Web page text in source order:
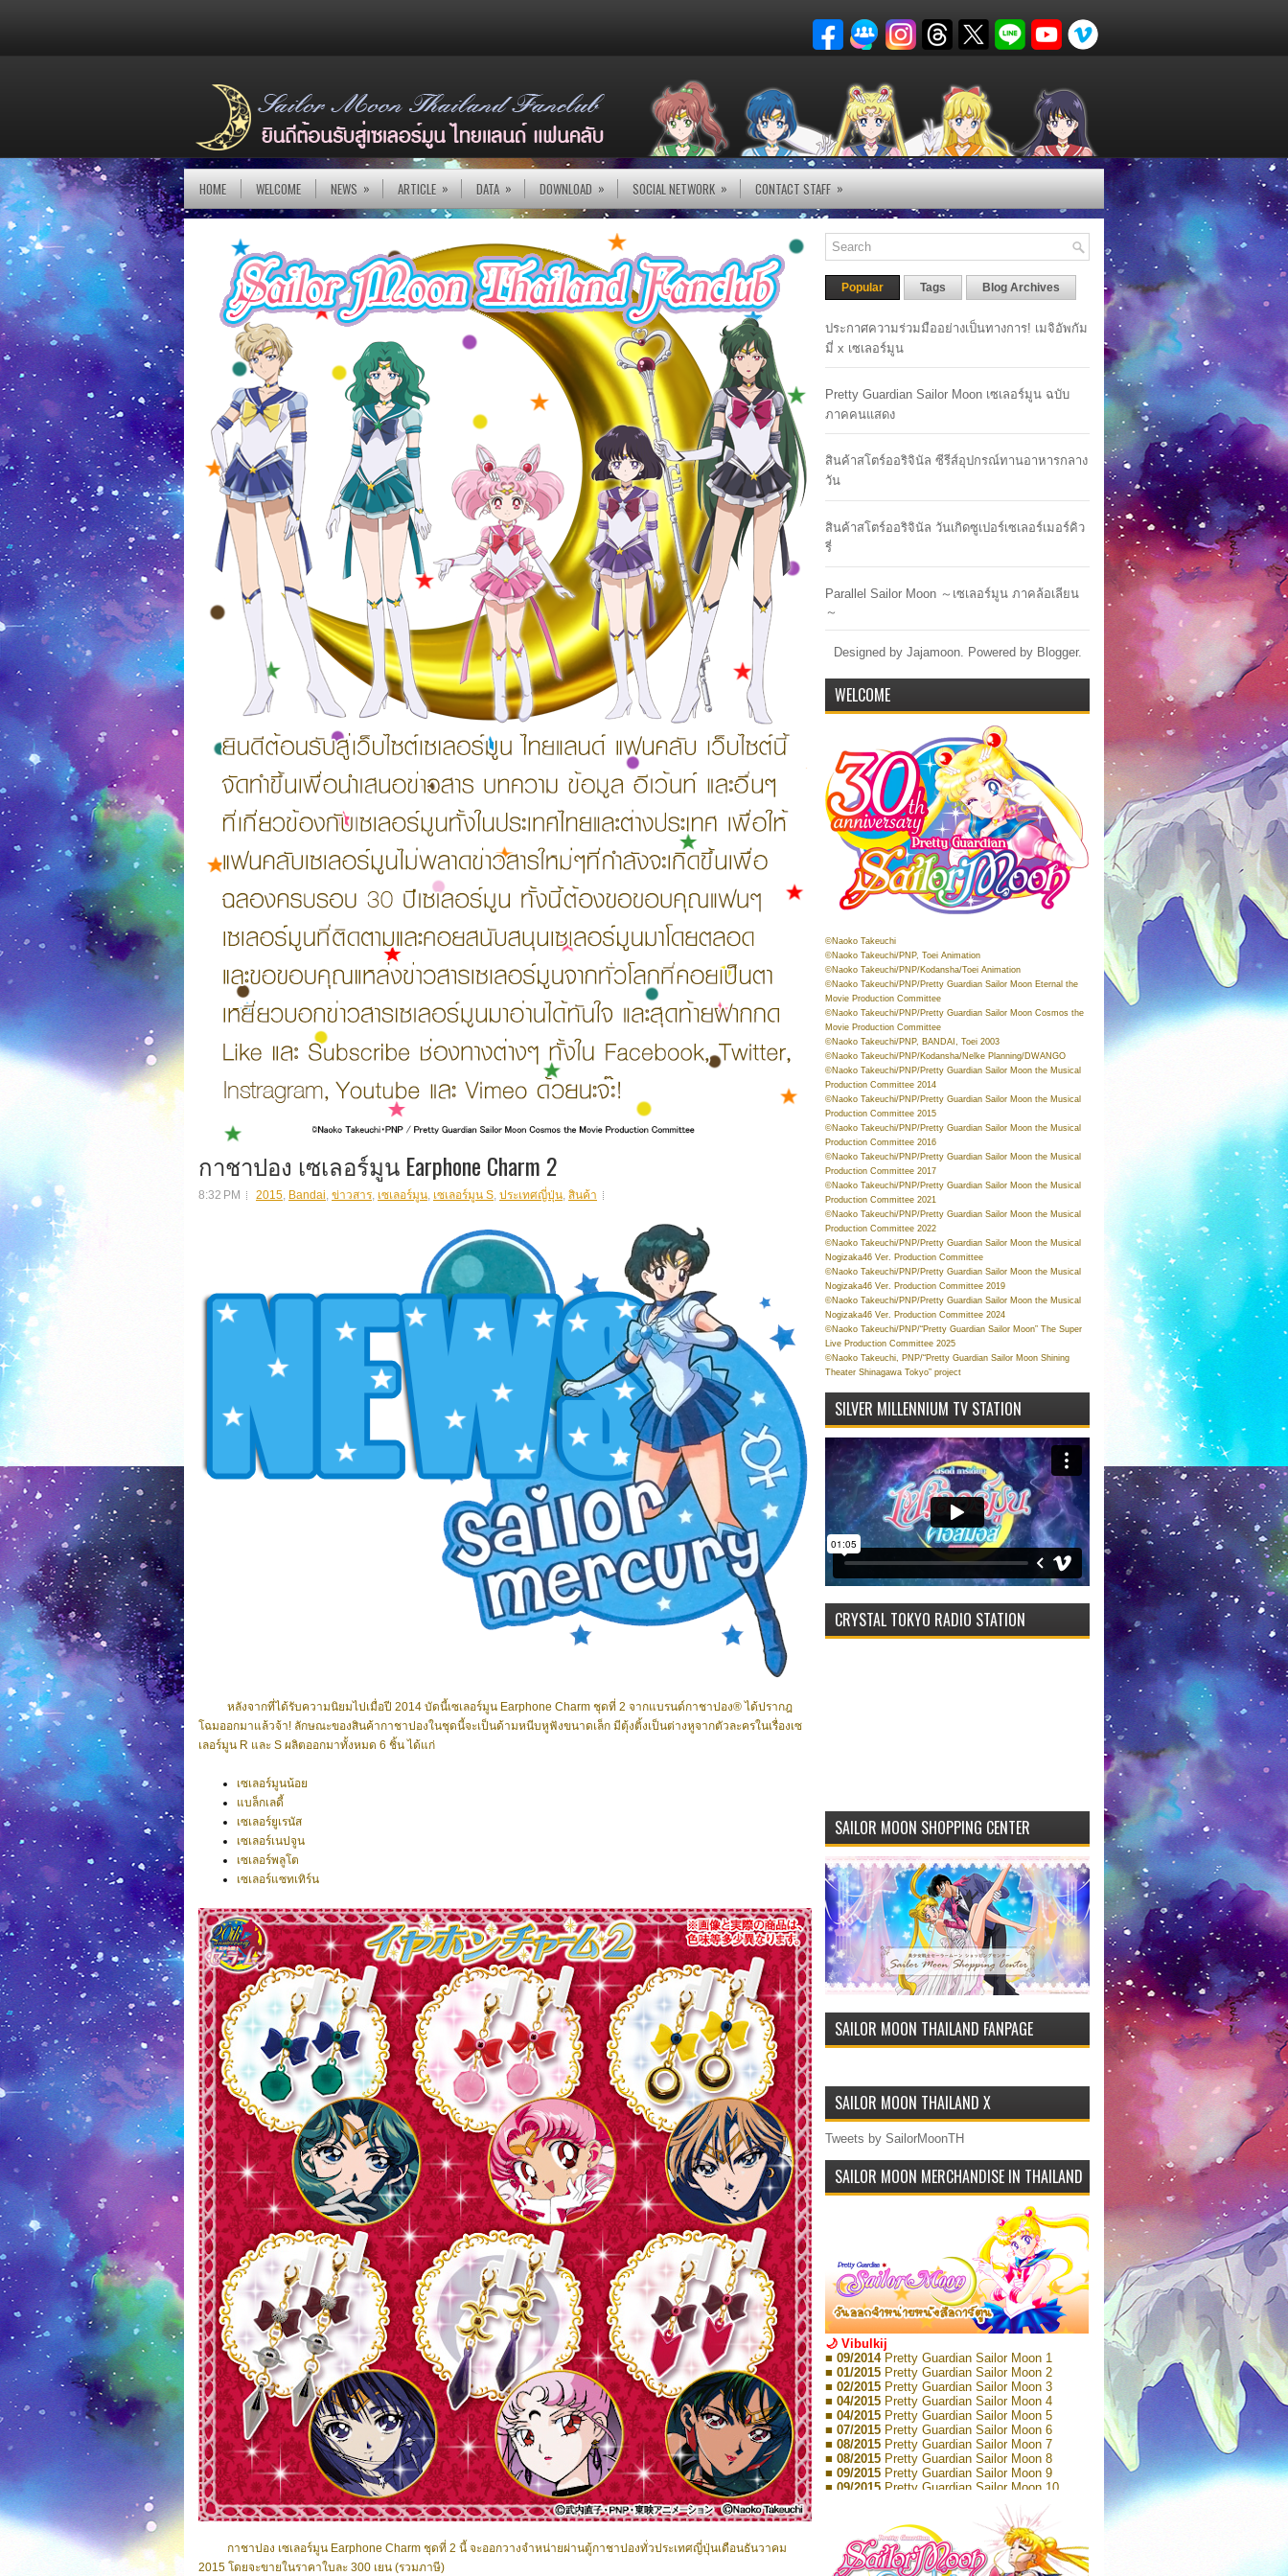
HOME WELCOME NEWS » ARTICLE » DATA » DOWNLOAD » SOCIAL NETWORK » CONTACT STAFF »
กาชาปอง เซเลอร์มูน Earphone Charm 2
8:32 PM 2015, Bandai, ข่าวสาร, เซเลอร์มูน, เซเลอร์มูน S, ประเทศญี่ปุ่น, สินค้า
หลังจากที่ได้รับความนิยมไปเมื่อปี 2014 บัดนี้เซเลอร์มูน Earphone Charm ชุดที่ 2 จากแบรนด์กาชาปอง® ได้ปรากฎ
โฉมออกมาแล้วจ้า! ลักษณะของสินค้ากาชาปองในชุดนี้จะเป็นด้ามหนีบหูฟังขนาดเล็ก มีตุ้งติ้งเป็นต่างหูจากตัวละครในเรื่องเซ
เลอร์มูน R และ S ผลิตออกมาทั้งหมด 6 ชิ้น ได้แก่
เซเลอร์มูนน้อย
แบล็กเลดี้
เซเลอร์ยูเรนัส
เซเลอร์เนปจูน
เซเลอร์พลูโต
เซเลอร์แซทเทิร์น
กาชาปอง เซเลอร์มูน Earphone Charm ชุดที่ 2 นี้ จะออกวางจำหน่ายผ่านตู้กาชาปองทั่วประเทศญี่ปุ่นเดือนธันวาคม
2015 โดยจะขายในราคาใบละ 300 เยน (รวมภาษี)
Popular Tags Blog Archives
ประกาศความร่วมมืออย่างเป็นทางการ! เมจิอัพกัม
มี่ x เซเลอร์มูน
Pretty Guardian Sailor Moon เซเลอร์มูน ฉบับ
ภาคคนแสดง
สินค้าสโตร์ออริจินัล ซีรีส์อุปกรณ์ทานอาหารกลาง
วัน
สินค้าสโตร์ออริจินัล วันเกิดซูเปอร์เซเลอร์เมอร์คิว
รี่
Parallel Sailor Moon ～เซเลอร์มูน ภาคล้อเลียน
～
Designed by Jajamoon. Powered by Blogger.
WELCOME
©Naoko Takeuchi
©Naoko Takeuchi/PNP, Toei Animation
©Naoko Takeuchi/PNP/Kodansha/Toei Animation
©Naoko Takeuchi/PNP/Pretty Guardian Sailor Moon Eternal the
Movie Production Committee
©Naoko Takeuchi/PNP/Pretty Guardian Sailor Moon Cosmos the
Movie Production Committee
©Naoko Takeuchi/PNP, BANDAI, Toei 2003
©Naoko Takeuchi/PNP/Kodansha/Nelke Planning/DWANGO
©Naoko Takeuchi/PNP/Pretty Guardian Sailor Moon the Musical
Production Committee 2014
©Naoko Takeuchi/PNP/Pretty Guardian Sailor Moon the Musical
Production Committee 2015
©Naoko Takeuchi/PNP/Pretty Guardian Sailor Moon the Musical
Production Committee 2016
©Naoko Takeuchi/PNP/Pretty Guardian Sailor Moon the Musical
Production Committee 2017
©Naoko Takeuchi/PNP/Pretty Guardian Sailor Moon the Musical
Production Committee 2021
©Naoko Takeuchi/PNP/Pretty Guardian Sailor Moon the Musical
Production Committee 2022
©Naoko Takeuchi/PNP/Pretty Guardian Sailor Moon the Musical
Nogizaka46 Ver. Production Committee
©Naoko Takeuchi/PNP/Pretty Guardian Sailor Moon the Musical
Nogizaka46 Ver. Production Committee 2019
©Naoko Takeuchi/PNP/Pretty Guardian Sailor Moon the Musical
Nogizaka46 Ver. Production Committee 2024
©Naoko Takeuchi/PNP/“Pretty Guardian Sailor Moon” The Super
Live Production Committee 2025
©Naoko Takeuchi, PNP/“Pretty Guardian Sailor Moon Shining
Theater Shinagawa Tokyo” project
SILVER MILLENNIUM TV STATION
CRYSTAL TOKYO RADIO STATION
SAILOR MOON SHOPPING CENTER
SAILOR MOON THAILAND FANPAGE
SAILOR MOON THAILAND X
Tweets by SailorMoonTH
SAILOR MOON MERCHANDISE IN THAILAND
🌙 Vibulkij
■ 09/2014 Pretty Guardian Sailor Moon 1
■ 01/2015 Pretty Guardian Sailor Moon 2
■ 02/2015 Pretty Guardian Sailor Moon 3
■ 04/2015 Pretty Guardian Sailor Moon 4
■ 04/2015 Pretty Guardian Sailor Moon 5
■ 07/2015 Pretty Guardian Sailor Moon 6
■ 08/2015 Pretty Guardian Sailor Moon 7
■ 08/2015 Pretty Guardian Sailor Moon 8
■ 09/2015 Pretty Guardian Sailor Moon 9
■ 09/2015 Pretty Guardian Sailor Moon 10
Pretty Guardian Sailor Moon 11
Pretty Guardian Sailor Moon 12
Pretty Guardian Sailor Moon Short
Stories 1
■ 09/2018Pretty Guardian Sailor Moon Short